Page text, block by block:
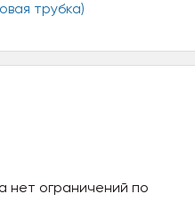
нет ограничений по